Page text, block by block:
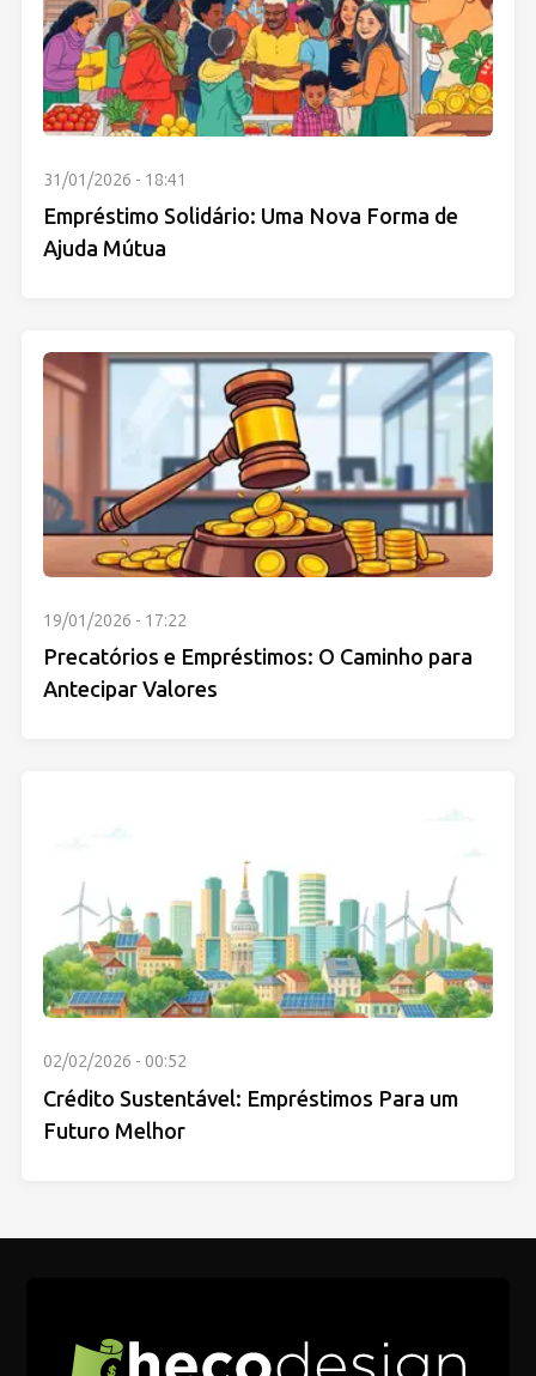
31/01/2026 - 18:41
Empréstimo Solidário: Uma Nova Forma de
Ajuda Mútua
19/01/2026 - 17:22
Precatórios e Empréstimos: O Caminho para
Antecipar Valores
02/02/2026 - 00:52
Crédito Sustentável: Empréstimos Para um
Futuro Melhor